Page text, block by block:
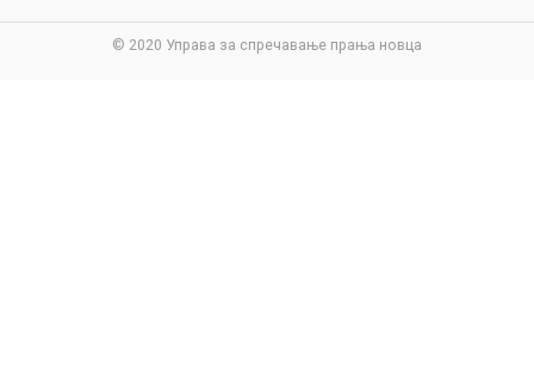
© 2020 Управа за спречавање прања новца